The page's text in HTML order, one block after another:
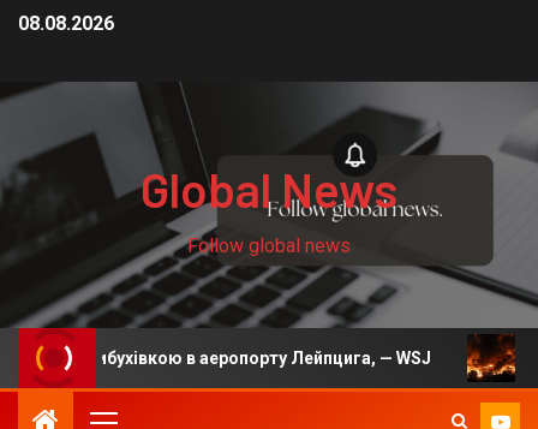
08.08.2026
Global News
Follow global news
в аеропорту Лейпцига, — WSJ На